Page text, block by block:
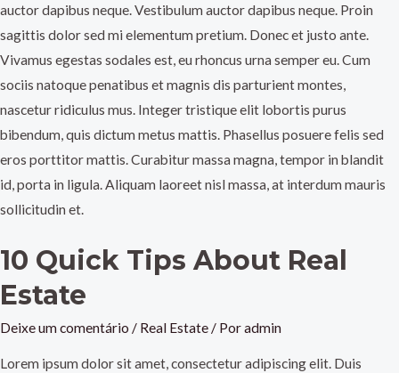
auctor dapibus neque. Vestibulum auctor dapibus neque. Proin
sagittis dolor sed mi elementum pretium. Donec et justo ante.
Vivamus egestas sodales est, eu rhoncus urna semper eu. Cum
sociis natoque penatibus et magnis dis parturient montes,
nascetur ridiculus mus. Integer tristique elit lobortis purus
bibendum, quis dictum metus mattis. Phasellus posuere felis sed
eros porttitor mattis. Curabitur massa magna, tempor in blandit
id, porta in ligula. Aliquam laoreet nisl massa, at interdum mauris
sollicitudin et.
10 Quick Tips About Real
Estate
Deixe um comentário / Real Estate / Poradmin
Lorem ipsum dolor sit amet, consectetur adipiscing elit. Duis